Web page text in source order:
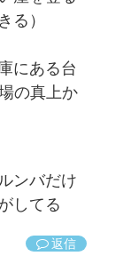
る）
にある台
の真上か
ンバだけ
してる
返信